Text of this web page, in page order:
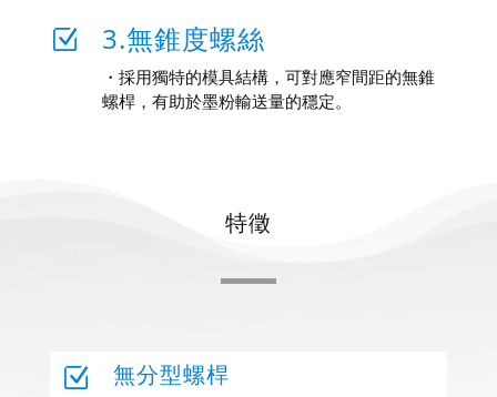
Z 3.無錐度螺絲
・採用獨特的模具結構，可對應窄間距的無錐
螺桿，有助於墨粉輸送量的穩定。
特徵
Z 無分型螺桿